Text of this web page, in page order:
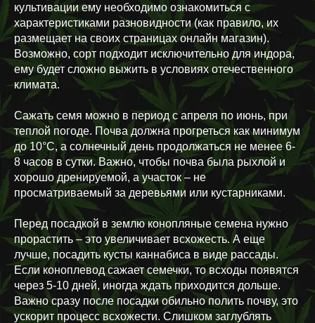
культивации ему необходимо ознакомиться с
характеристиками разновидности (как правило, их
размещает на своих страницах онлайн магазин).
Возможно, сорт подходит исключительно для индора,
ему будет сложно выжить в условиях отечественного
климата.
Сажать семя можно в период с апреля по июнь, при
теплой погоде. Почва должна прогреться как минимум
до 10°C, а солнечный день продолжаться не менее 6-
8 часов в сутки. Важно, чтобы почва была рыхлой и
хорошо дренируемой, а участок – не
просматриваемый за деревьями или кустарниками.
Перед посадкой в землю конопляные семена нужно
прорастить – это увеличивает всхожесть. А еще
лучше, посадить кусты каннабиса в виде рассады.
Если коноплевод сажает семечки, то всходы появятся
через 5-10 дней, иногда ждать приходится дольше.
Важно сразу после посадки обильно полить почву, это
ускорит процесс всхожести. Слишком заглублять